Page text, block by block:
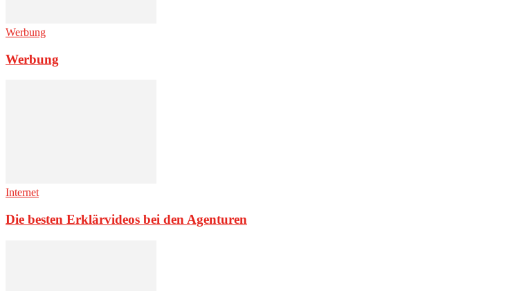
Werbung
Werbung
Internet
Die besten Erklärvideos bei den Agenturen